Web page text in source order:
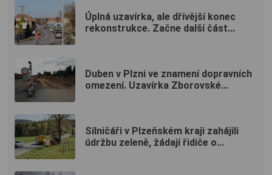
Úplná uzavírka, ale dřívější konec
rekonstrukce. Začne další část...
Duben v Plzni ve znamení dopravních
omezení. Uzavírka Zborovské...
Silničáři v Plzeňském kraji zahájili
údržbu zeleně, žádají řidiče o...